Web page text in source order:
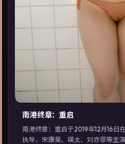
南港终章：重启
南港终章：重启于2019年12月16日
执导，宋康昊、瑛太、刘亦菲等主